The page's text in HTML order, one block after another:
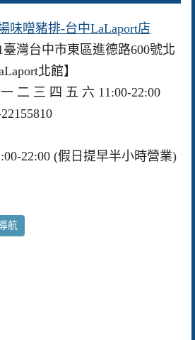
味噌豬排-台中LaLaport店
臺灣台中市東區進德路600號北
北館】
二 三 四 五 六 11:00-22:00
22:00 (假日提早半小時營業)
航